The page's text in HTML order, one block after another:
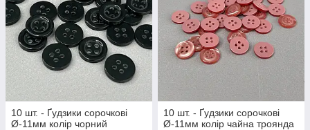
10 шт. - Ґудзики сорочкові
Ø-11мм колір чорний
10 шт. - Ґудзики сорочкові
Ø-11мм колір чайна троянда